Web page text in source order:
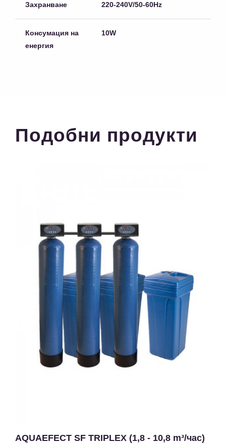
Захранване 220-240V/50-60Hz
Консумация на
енергия
10W
Подобни продукти
AQUAEFECT SF TRIPLEX (1,8 - 10,8 m³/час)